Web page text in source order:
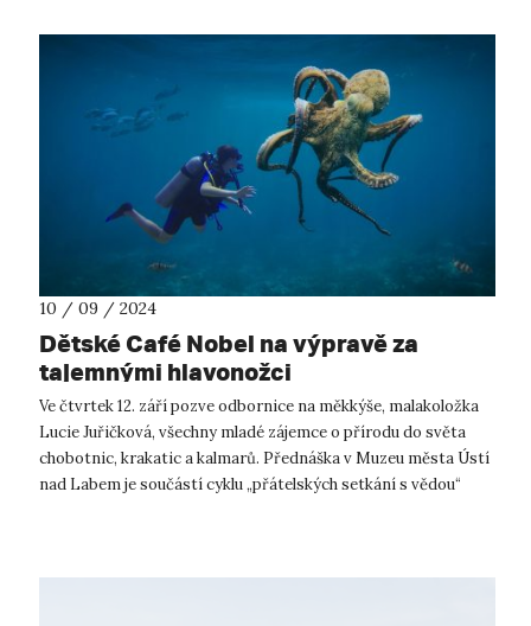
10 / 09 / 2024
Dětské Café Nobel na výpravě za
tajemnými hlavonožci
Ve čtvrtek 12. září pozve odbornice na měkkýše, malakoložka
Lucie Juřičková, všechny mladé zájemce o přírodu do světa
chobotnic, krakatic a kalmarů. Přednáška v Muzeu města Ústí
nad Labem je součástí cyklu „přátelských setkání s vědou“